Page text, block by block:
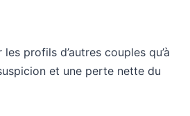
profils d’autres couples qu’à
et une perte nette du